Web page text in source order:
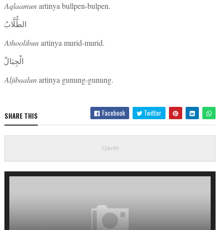
Aqlaamunartinya bullpen-bulpen.
الطُّلَّابُ
Athoolibunartinya murid-murid.
الْجِبَالٌ
Aljibaalunartinya gunung-gunung.
SHARE THIS Facebook Twitter